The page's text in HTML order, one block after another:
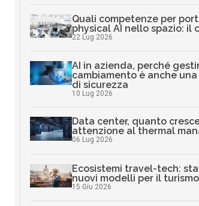
Quali competenze per
physical AI nello spazio: il
22 Lug 2026
AI in azienda, perché
cambiamento è anche
di sicurezza
10 Lug 2026
Data center, quanto
attenzione al thermal
06 Lug 2026
Ecosistemi travel-tech:
nuovi modelli per il turismo
15 Giu 2026